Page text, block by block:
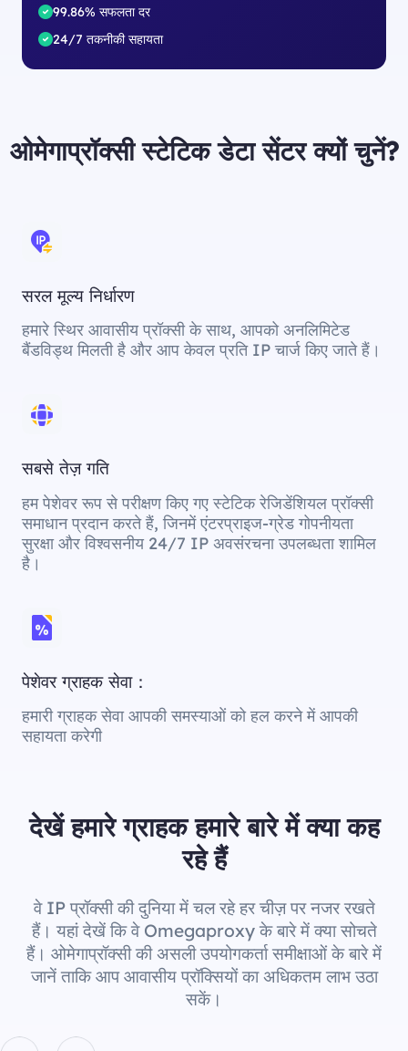
99.86% सफलता दर
24/7 तकनीकी सहायता
ओमेगाप्रॉक्सी स्टेटिक डेटा सेंटर क्यों चुनें?
सरल मूल्य निर्धारण
हमारे स्थिर आवासीय प्रॉक्सी के साथ, आपको अनलिमिटेड
बैंडविड्थ मिलती है और आप केवल प्रति IP चार्ज किए जाते हैं।
सबसे तेज़ गति
हम पेशेवर रूप से परीक्षण किए गए स्टेटिक रेजिडेंशियल प्रॉक्सी
समाधान प्रदान करते हैं, जिनमें एंटरप्राइज-ग्रेड गोपनीयता
सुरक्षा और विश्वसनीय 24/7 IP अवसंरचना उपलब्धता शामिल
है।
पेशेवर ग्राहक सेवा：
हमारी ग्राहक सेवा आपकी समस्याओं को हल करने में आपकी
सहायता करेगी
देखें हमारे ग्राहक हमारे बारे में क्या कह
रहे हैं
वे IP प्रॉक्सी की दुनिया में चल रहे हर चीज़ पर नजर रखते
हैं। यहां देखें कि वे Omegaproxy के बारे में क्या सोचते
हैं। ओमेगाप्रॉक्सी की असली उपयोगकर्ता समीक्षाओं के बारे में
जानें ताकि आप आवासीय प्रॉक्सियों का अधिकतम लाभ उठा
सकें।